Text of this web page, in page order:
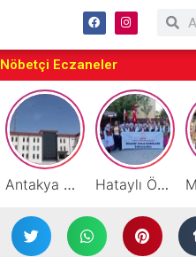
Nöbetçi Eczaneler
Antakya MYO’da Meslekler Uygulamanın İçinde Öğreniliyor Hataylı Öğretmenler, Macaristan’da Türkiye’yi Temsil Etti